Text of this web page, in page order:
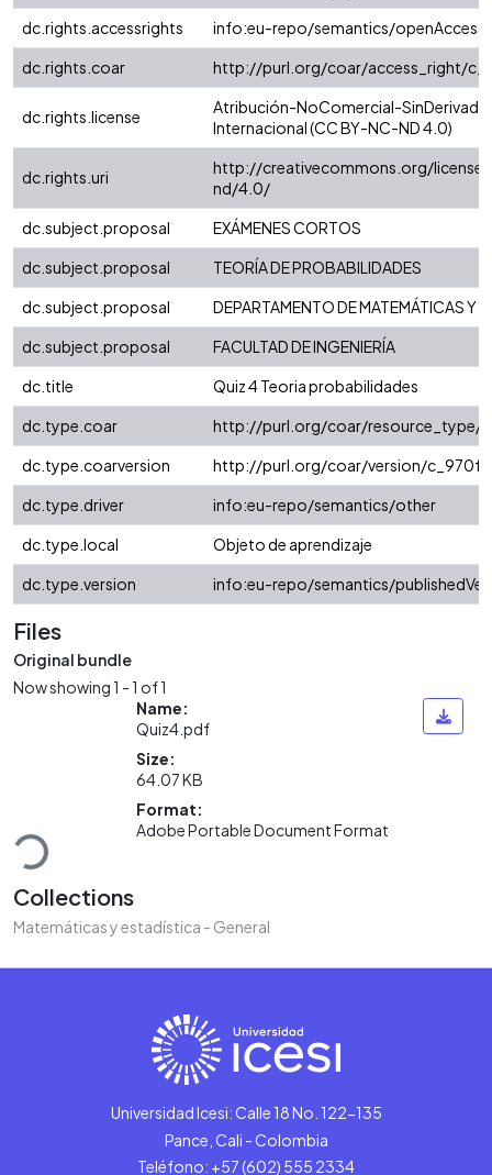
dc.rights.accessrights
info:eu-repo/semantics/openAccess
dc.rights.coar
http://purl.org/coar/access_right/
dc.rights.license
Atribución-NoComercial-
Internacional (CC BY-NC-ND 4.0)
dc.rights.uri
http://creativecommons.org/
nd/4.0/
dc.subject.proposal
EXÁMENES CORTOS
dc.subject.proposal
TEORÍA DE PROBABILIDADES
dc.subject.proposal
DEPARTAMENTO DE MATEMÁTICAS Y
dc.subject.proposal
FACULTAD DE INGENIERÍA
dc.title
Quiz 4 Teoria probabilidades
dc.type.coar
http://purl.org/coar/resource_type/
dc.type.coarversion
http://purl.org/coar/version/
dc.type.driver
info:eu-repo/semantics/other
dc.type.local
Objeto de aprendizaje
dc.type.version
info:eu-repo/semantics/
Files
Original bundle
Now showing1 - 1 of 1
Name:
Quiz4.pdf
Size:
64.07 KB
Format:
Adobe Portable Document Format
Collections
Matemáticas y estadística - General
Universidad Icesi: Calle 18 No. 122-135
Pance, Cali - Colombia
Teléfono: +57 (602) 555 2334